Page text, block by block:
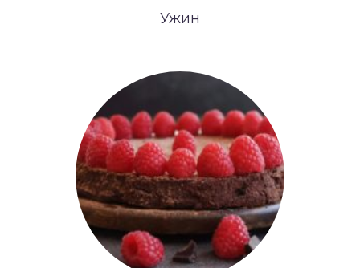
Ужин